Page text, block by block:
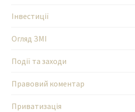
Інвестиції
Огляд ЗМІ
Події та заходи
Правовий коментар
Приватизація